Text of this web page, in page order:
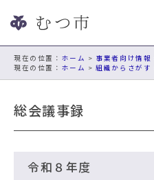
ビ
現在の位置： ホーム > 事業者向け情報
ホーム >組織からさがす
総会議事録
令和８年度